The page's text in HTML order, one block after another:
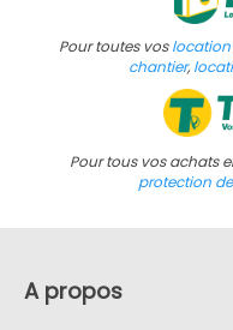
Pour toutes vos
chantier,
Pour tous vos achats
protection
A propos